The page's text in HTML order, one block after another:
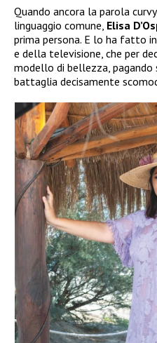
Quando ancora la parola
linguaggio comune, Elisa
prima persona. E lo ha fatto
e della televisione, che per
modello di bellezza, pagando
battaglia decisamente